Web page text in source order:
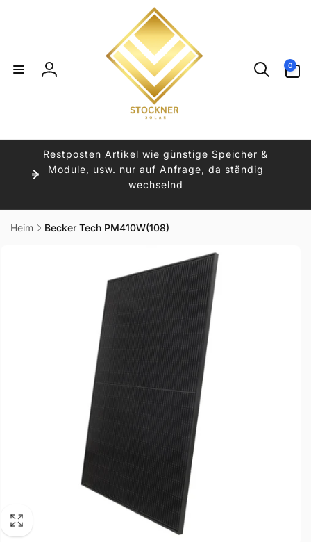
Einloggen
0
Artikel
Restposten Artikel wie günstige Speicher &
Module, usw. nur auf Anfrage, da ständig
wechselnd
Heim Becker Tech PM410W(108)